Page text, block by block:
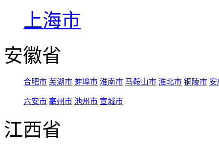
上海市
安徽省
合肥市 芜湖市 蚌埠市 淮南市 马鞍山市 淮北市 铜陵市 安
六安市 亳州市 池州市 宣城市
江西省